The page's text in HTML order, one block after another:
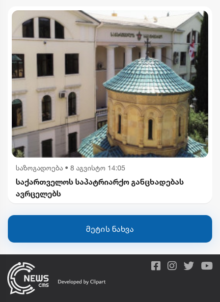
საზოგადოება • 8 აგვისტო 14:05
საქართველოს საპატრიარქო განცხადებას
ავრცელებს
მეტის ნახვა